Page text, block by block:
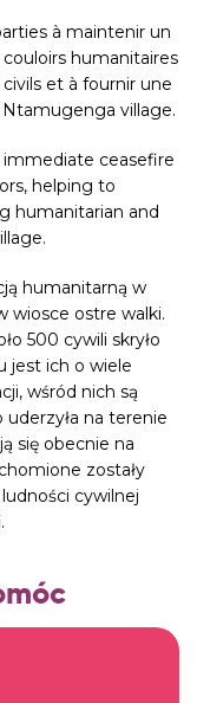
à maintenir un
humanitaires
et à fournir une
village.
ceasefire
helping to
humanitarian and
humanitarną w
wiosce ostre walki.
500 cywili skryło
jest ich o wiele
wśród nich są
na terenie
się obecnie na
zostały
cywilnej